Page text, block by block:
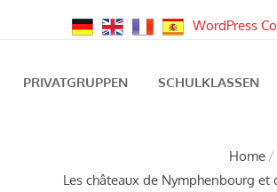
PRIVATGRUPPEN SCHULKLASSEN
Home
Les châteaux de Nymphenbourg et
WordPress